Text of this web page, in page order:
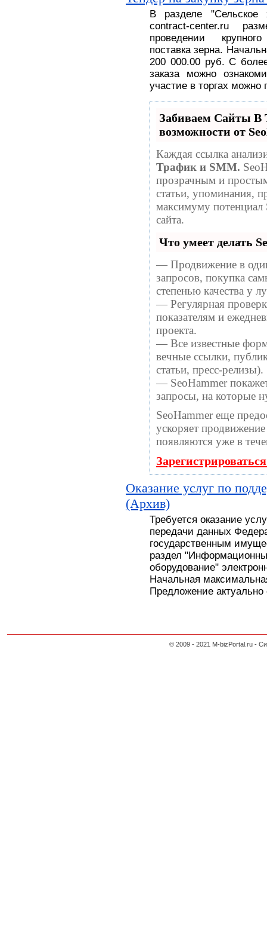
В разделе "Сельское
contract-center.ru
проведении
поставказерна. На
200 000.00 руб. С
заказа можно
участие в торгах можно
Забиваем Сайты
возможности от
Каждая ссылка
Трафик и SMM.
прозрачным и
статьи, упоминания,
максимуму
сайта.
Что умеет делать
— Продвижение в
запросов, покупка
степенью качества у
— Регулярная
показателям и
проекта.
— Все известные
вечные ссылки,
статьи, пресс-релизы).
— SeoHammer
запросы, на которые
SeoHammer еще
ускоряет
появляются уже в
Оказание услуг по
(Архив)
Требуется оказание
передачи данных
государственным
раздел
оборудование"
Начальная
Предложение
© 2009 - 2021 M-bizPortal.ru -